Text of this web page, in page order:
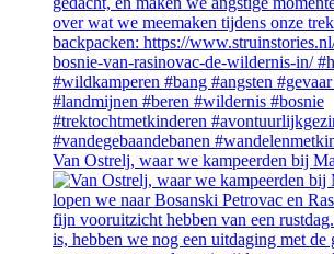
Van Ostrelj, waar we kampeerden bij